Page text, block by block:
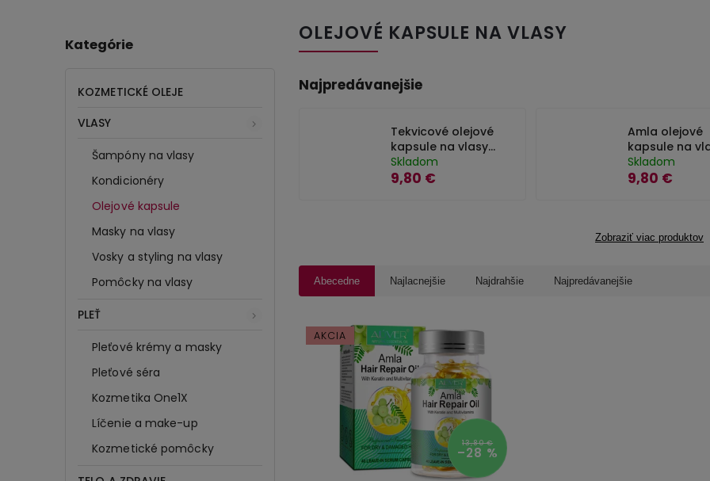
Kategórie
KOZMETICKÉ OLEJE
VLASY
Šampóny na vlasy
Kondicionéry
Olejové kapsule
Masky na vlasy
Vosky a styling na vlasy
Pomôcky na vlasy
PLEŤ
Pleťové krémy a masky
Pleťové séra
Kozmetika One1X
Líčenie a make-up
Kozmetické pomôcky
OLEJOVÉ KAPSULE NA VLASY
Najpredávanejšie
Tekvicové olejové
kapsule na vlasy
Aliver - 40 ks
Skladom
9,80 €
Amla olejové
kapsule na
Aliver - 40 ks
Skladom
9,80 €
Zobraziť viac produktov
Abecedne Najlacnejšie Najdrahšie Najpredávanejšie
AKCIA
13,80 €
–28 %